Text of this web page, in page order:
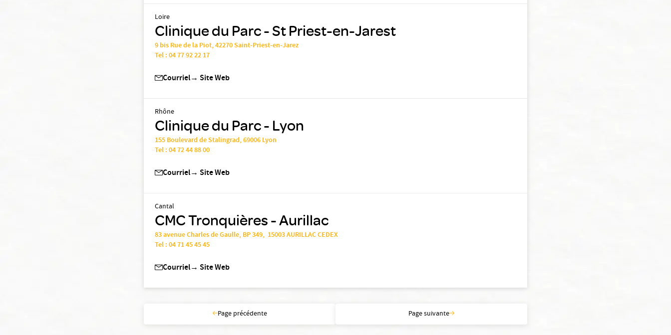
Loire
Clinique du Parc - St Priest-en-Jarest
9 bis Rue de la Piot, 42270 Saint-Priest-en-Jarez
Tel :04 77 92 22 17
Courriel→ Site Web
Rhône
Clinique du Parc - Lyon
155 Boulevard de Stalingrad, 69006 Lyon
Tel :04 72 44 88 00
Courriel→ Site Web
Cantal
CMC Tronquières - Aurillac
83 avenue Charles de Gaulle, BP 349, 15003 AURILLAC CEDEX
Tel :04 71 45 45 45
Courriel→ Site Web
Page précédente Page suivante